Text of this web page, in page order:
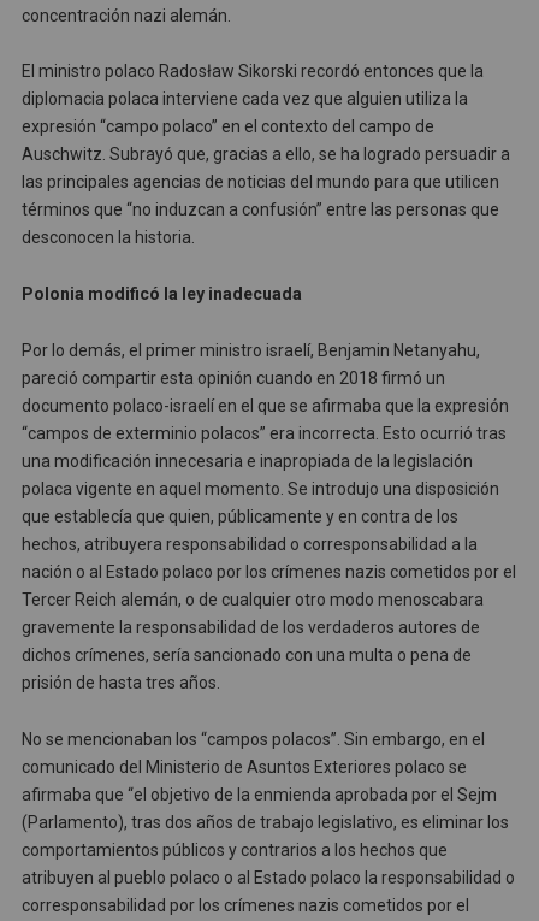
concentración nazi alemán.
El ministro polaco Radosław Sikorski recordó entonces que la
diplomacia polaca interviene cada vez que alguien utiliza la
expresión “campo polaco” en el contexto del campo de
Auschwitz. Subrayó que, gracias a ello, se ha logrado persuadir a
las principales agencias de noticias del mundo para que utilicen
términos que “no induzcan a confusión” entre las personas que
desconocen la historia.
Polonia modificó la ley inadecuada
Por lo demás, el primer ministro israelí, Benjamin Netanyahu,
pareció compartir esta opinión cuando en 2018 firmó un
documento polaco-israelí en el que se afirmaba que la expresión
“campos de exterminio polacos” era incorrecta. Esto ocurrió tras
una modificación innecesaria e inapropiada de la legislación
polaca vigente en aquel momento. Se introdujo una disposición
que establecía que quien, públicamente y en contra de los
hechos, atribuyera responsabilidad o corresponsabilidad a la
nación o al Estado polaco por los crímenes nazis cometidos por el
Tercer Reich alemán, o de cualquier otro modo menoscabara
gravemente la responsabilidad de los verdaderos autores de
dichos crímenes, sería sancionado con una multa o pena de
prisión de hasta tres años.
No se mencionaban los “campos polacos”. Sin embargo, en el
comunicado del Ministerio de Asuntos Exteriores polaco se
afirmaba que “el objetivo de la enmienda aprobada por el Sejm
(Parlamento), tras dos años de trabajo legislativo, es eliminar los
comportamientos públicos y contrarios a los hechos que
atribuyen al pueblo polaco o al Estado polaco la responsabilidad o
corresponsabilidad por los crímenes nazis cometidos por el